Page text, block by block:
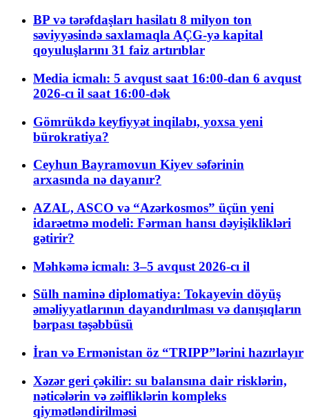
BP və tərəfdaşları hasilatı 8 milyon ton
səviyyəsində saxlamaqla AÇG-yə kapital
qoyuluşlarını 31 faiz artırıblar
Media icmalı: 5 avqust saat 16:00-dan 6 avqust
2026-cı il saat 16:00-dək
Gömrükdə keyfiyyət inqilabı, yoxsa yeni
bürokratiya?
Ceyhun Bayramovun Kiyev səfərinin
arxasında nə dayanır?
AZAL, ASCO və “Azərkosmos” üçün yeni
idarəetmə modeli: Fərman hansı dəyişiklikləri
gətirir?
Məhkəmə icmalı: 3–5 avqust 2026-cı il
Sülh naminə diplomatiya: Tokayevin döyüş
əməliyyatlarının dayandırılması və danışıqların
bərpası təşəbbüsü
İran və Ermənistan öz “TRIPP”lərini hazırlayır
Xəzər geri çəkilir: su balansına dair risklərin,
nəticələrin və zəifliklərin kompleks
qiymətləndirilməsi